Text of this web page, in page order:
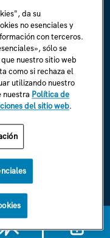
inglés)
da su
no esenciales y
con terceros.
sólo se
nuestro sitio web
como si rechaza el
utilizando nuestro
nuestra Política de
del sitio web.